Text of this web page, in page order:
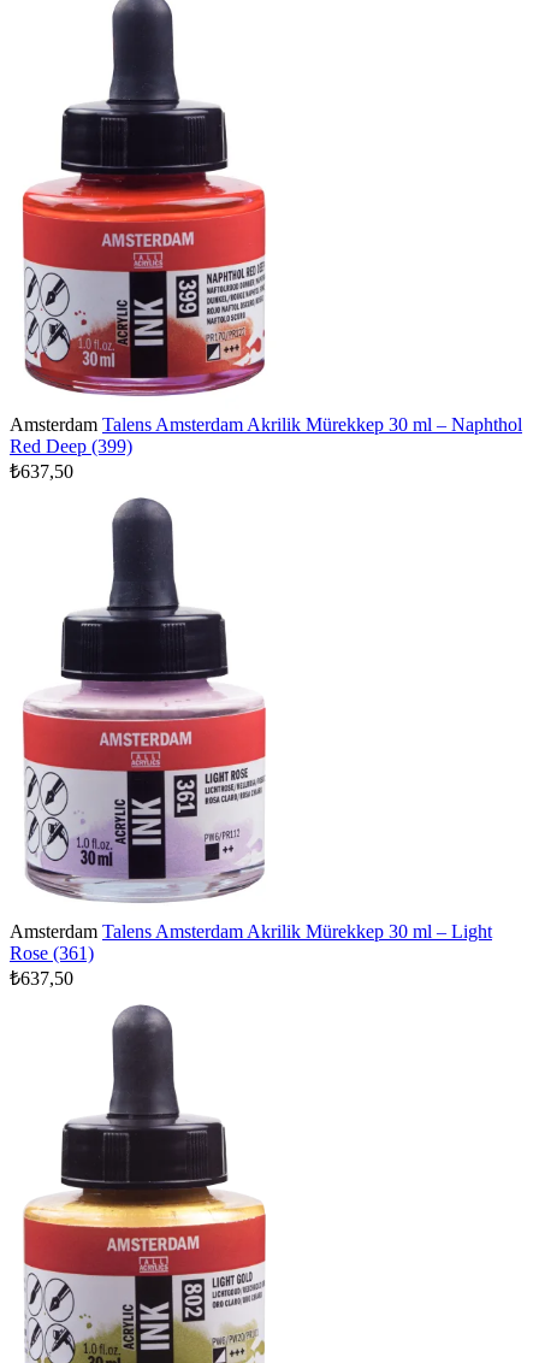
Amsterdam Talens Amsterdam Akrilik Mürekkep 30 ml – Naphthol
Red Deep (399)
₺637,50
Amsterdam Talens Amsterdam Akrilik Mürekkep 30 ml – Light
Rose (361)
₺637,50